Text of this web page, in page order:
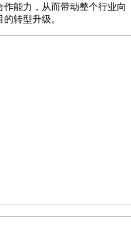
能力，从而带动整个行业向
转型升级。